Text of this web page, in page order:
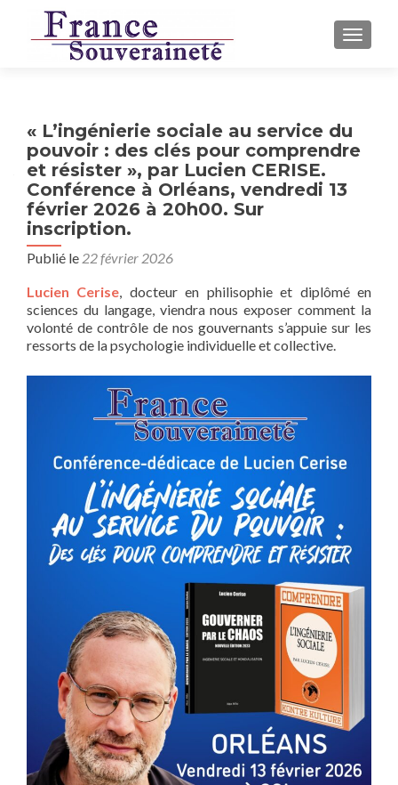
« L’ingénierie sociale au service du
pouvoir : des clés pour comprendre
et résister », par Lucien CERISE.
Conférence à Orléans, vendredi 13
février 2026 à 20h00. Sur
inscription.
Publié le 22 février 2026
Lucien Cerise, docteur en philisophie et diplômé en
sciences du langage, viendra nous exposer comment la
volonté de contrôle de nos gouvernants s’appuie sur les
ressorts de la psychologie individuelle et collective.